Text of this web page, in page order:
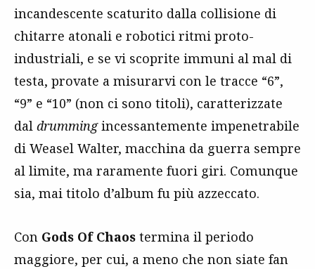
incandescente scaturito dalla collisione di
chitarre atonali e robotici ritmi proto-
industriali, e se vi scoprite immuni al mal di
testa, provate a misurarvi con le tracce “6”,
“9” e “10” (non ci sono titoli), caratterizzate
dal drummingincessantemente impenetrabile
di Weasel Walter, macchina da guerra sempre
al limite, ma raramente fuori giri. Comunque
sia, mai titolo d’album fu più azzeccato.
Con Gods Of Chaos termina il periodo
maggiore, per cui, a meno che non siate fan